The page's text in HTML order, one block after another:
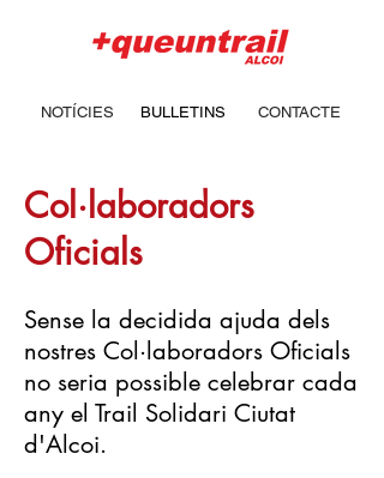
CONTACTE
BULLETINS
NOTÍCIES
Col·laboradors
Oficials
Sense la decidida ajuda dels
nostres Col·laboradors Oficials
no seria possible celebrar cada
any el Trail Solidari Ciutat
d'Alcoi.